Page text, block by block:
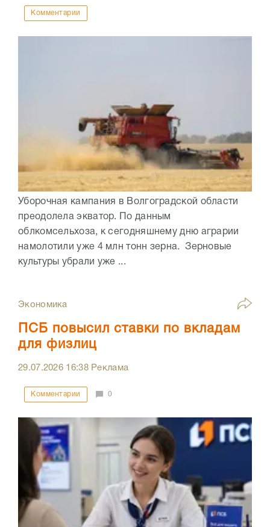
Комментарии
Уборочная кампания в Волгоградской области
преодолела экватор. По данным
облкомсельхоза, к сегодняшнему дню аграрии
намолотили уже 4 млн тонн зерна. Зерновые
культуры убрали уже ...
Экономика
ПСБ повысил ставки по вкладам
для физлиц
29.07.2026 16:38Реклама
Комментарии 0